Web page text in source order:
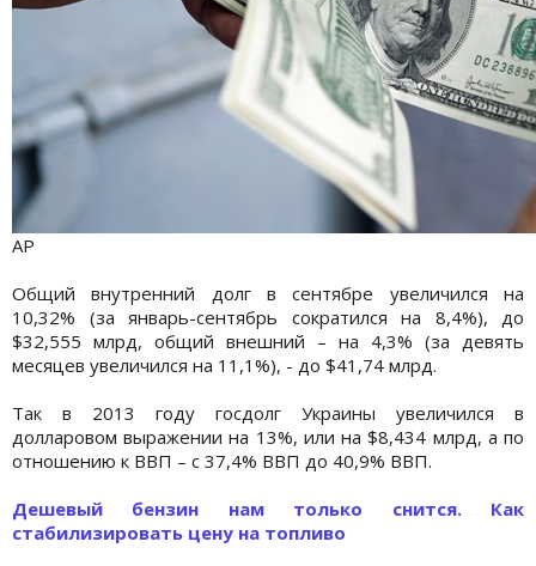
АР
Общий внутренний долг в сентябре увеличился на
10,32% (за январь-сентябрь сократился на 8,4%), до
$32,555 млрд, общий внешний – на 4,3% (за девять
месяцев увеличился на 11,1%), - до $41,74 млрд.
Так в 2013 году госдолг Украины увеличился в
долларовом выражении на 13%, или на $8,434 млрд, а по
отношению к ВВП – с 37,4% ВВП до 40,9% ВВП.
Дешевый бензин нам только снится. Как
стабилизировать цену на топливо